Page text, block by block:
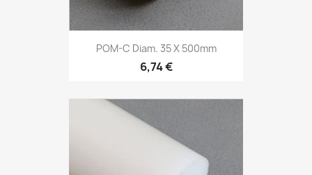
POM-C Diam. 35 X 500mm
6,74 €